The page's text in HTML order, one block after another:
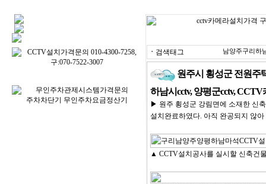
ㆍ 검색태그 남양주구리하
원주시 횡성군 전원주
하남시cctv, 양평군cctv,
▶ 원주 횡성군 강림면에 소재한 신
설치완료하였다. 아직 완공되지 않
▲ CCTV설치공사를 실시할 신축건